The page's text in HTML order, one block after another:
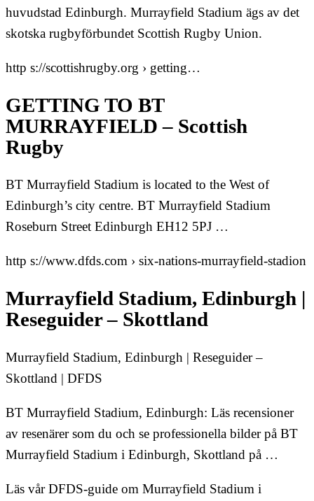
huvudstad Edinburgh. Murrayfield Stadium ägs av det
skotska rugbyförbundet Scottish Rugby Union.
http s://scottishrugby.org › getting…
GETTING TO BT
MURRAYFIELD – Scottish
Rugby
BT Murrayfield Stadium is located to the West of
Edinburgh’s city centre. BT Murrayfield Stadium
Roseburn Street Edinburgh EH12 5PJ …
http s://www.dfds.com › six-nations-murrayfield-stadion
Murrayfield Stadium, Edinburgh |
Reseguider – Skottland
Murrayfield Stadium, Edinburgh | Reseguider –
Skottland | DFDS
BT Murrayfield Stadium, Edinburgh: Läs recensioner
av resenärer som du och se professionella bilder på BT
Murrayfield Stadium i Edinburgh, Skottland på …
Läs vår DFDS-guide om Murrayfield Stadium i